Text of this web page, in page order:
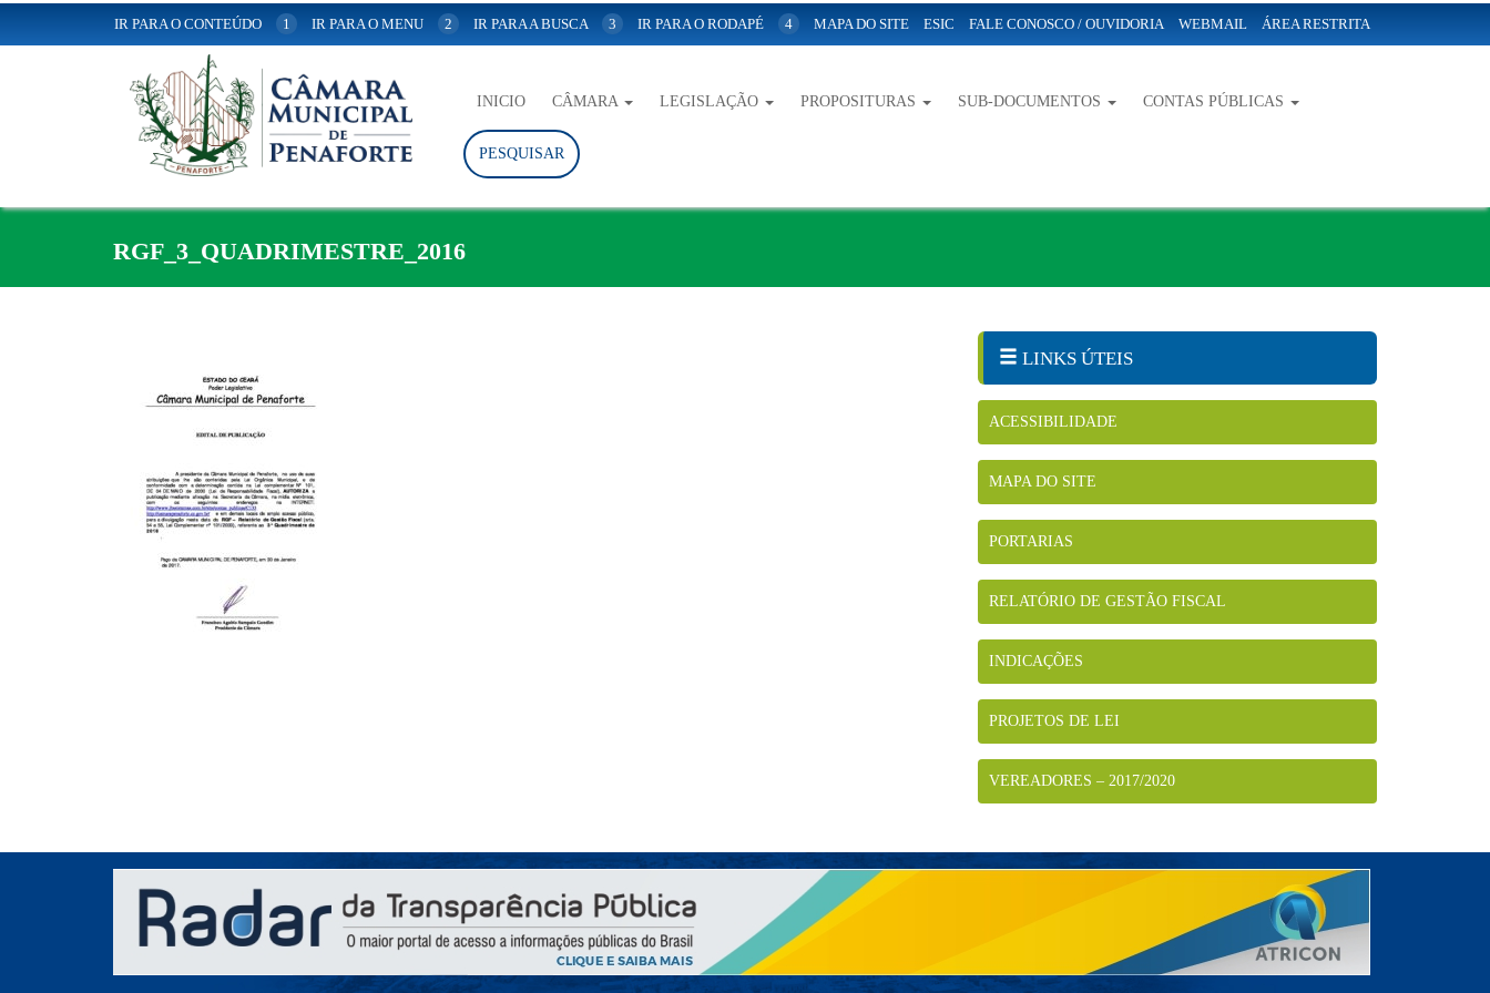
IR PARA O CONTEÚDO 1 IR PARA O MENU 2 IR PARA A BUSCA 3 IR PARA O RODAPÉ 4 MAPA DO SITE ESIC FALE CONOSCO / OUVIDORIA WEBMAIL ÁREA RESTRITA
INICIO CÂMARA LEGISLAÇÃO PROPOSITURAS SUB-DOCUMENTOS CONTAS PÚBLICAS
PESQUISAR
RGF_3_QUADRIMESTRE_2016
LINKS ÚTEIS
ACESSIBILIDADE
MAPA DO SITE
PORTARIAS
RELATÓRIO DE GESTÃO FISCAL
INDICAÇÕES
PROJETOS DE LEI
VEREADORES – 2017/2020